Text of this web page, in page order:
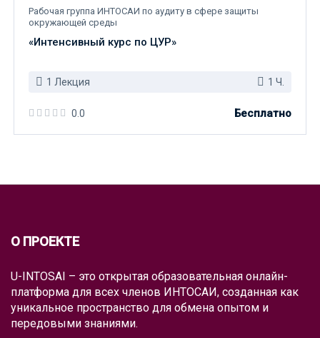
Рабочая группа ИНТОСАИ по аудиту в сфере защиты
окружающей среды
«Интенсивный курс по ЦУР»
1 Лекция 1 Ч.
0.0 Бесплатно
О ПРОЕКТЕ
U-INTOSAI – это открытая образовательная онлайн-
платформа для всех членов ИНТОСАИ, созданная как
уникальное пространство для обмена опытом и
передовыми знаниями.